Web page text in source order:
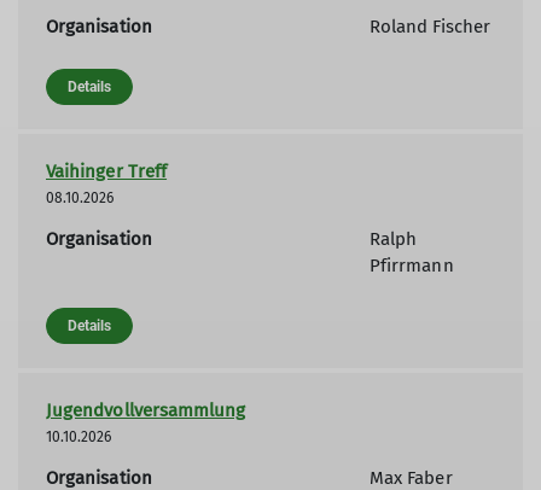
Organisation Roland Fischer
Details
Vaihinger Treff
08.10.2026
Organisation
Ralph
Pfirrmann
Details
Jugendvollversammlung
10.10.2026
Organisation Max Faber